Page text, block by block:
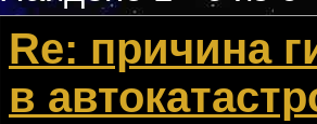
Re: причина
в